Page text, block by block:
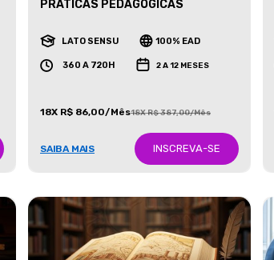
PRÁTICAS PEDAGÓGICAS
LATO SENSU 100% EAD
360 A 720H 2 A 12 MESES
18X R$ 86,00/Mês18X R$ 387,00/Mês
SAIBA MAIS INSCREVA-SE